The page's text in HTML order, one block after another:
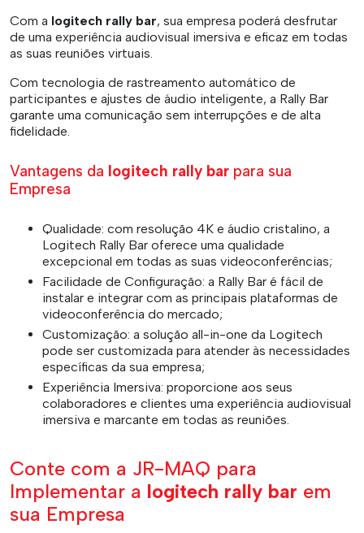
Com a logitech rally bar, sua empresa poderá desfrutar
de uma experiência audiovisual imersiva e eficaz em todas
as suas reuniões virtuais.
Com tecnologia de rastreamento automático de
participantes e ajustes de áudio inteligente, a Rally Bar
garante uma comunicação sem interrupções e de alta
fidelidade.
Vantagens da logitech rally bar para sua
Empresa
Qualidade: com resolução 4K e áudio cristalino, a
Logitech Rally Bar oferece uma qualidade
excepcional em todas as suas videoconferências;
Facilidade de Configuração: a Rally Bar é fácil de
instalar e integrar com as principais plataformas de
videoconferência do mercado;
Customização: a solução all-in-one da Logitech
pode ser customizada para atender às necessidades
específicas da sua empresa;
Experiência Imersiva: proporcione aos seus
colaboradores e clientes uma experiência audiovisual
imersiva e marcante em todas as reuniões.
Conte com a JR-MAQ para
Implementar a logitech rally bar em
sua Empresa